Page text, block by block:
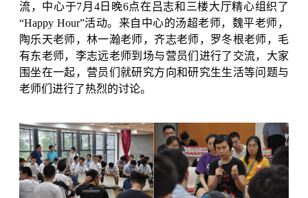
流，中心于7月 4日晚6点在吕志和三楼大厅精心组织了
“Happy Hour”活动。来自中心的汤超老师，魏平老师，
陶乐天老师，林一瀚老师，齐志老师，罗冬根老师，毛
有东老师，李志远老师到场与营员们进行了交流，大家
围坐在一起，营员们就研究方向和研究生生活等问题与
老师们进行了热烈的讨论。